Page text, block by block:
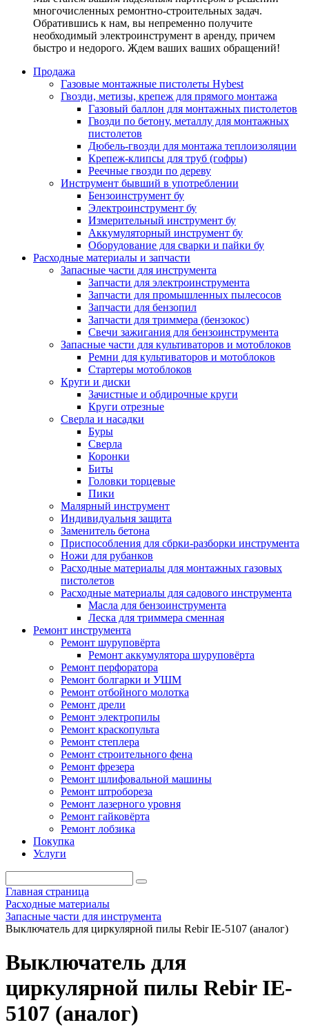
многочисленных ремонтно-строительных задач.
Обратившись к нам, вы непременно получите
необходимый электроинструмент в аренду, причем
быстро и недорого. Ждем ваших ваших обращений!
Продажа
Газовые монтажные пистолеты Hybest
Гвозди, метизы, крепеж для прямого монтажа
Газовый баллон для монтажных пистолетов
Гвозди по бетону, металлу для монтажных
пистолетов
Дюбель-гвозди для монтажа теплоизоляции
Крепеж-клипсы для труб (гофры)
Реечные гвозди по дереву
Инструмент бывший в употреблении
Бензоинструмент бу
Электроинструмент бу
Измерительный инструмент бу
Аккумуляторный инструмент бу
Оборудование для сварки и пайки бу
Расходные материалы и запчасти
Запасные части для инструмента
Запчасти для электроинструмента
Запчасти для промышленных пылесосов
Запчасти для бензопил
Запчасти для триммера (бензокос)
Свечи зажигания для бензоинструмента
Запасные части для культиваторов и мотоблоков
Ремни для культиваторов и мотоблоков
Стартеры мотоблоков
Круги и диски
Зачистные и обдирочные круги
Круги отрезные
Сверла и насадки
Буры
Сверла
Коронки
Биты
Головки торцевые
Пики
Малярный инструмент
Индивидуальня защита
Заменитель бетона
Приспособления для сбрки-разборки инструмента
Ножи для рубанков
Расходные материалы для монтажных газовых
пистолетов
Расходные материалы для садового инструмента
Масла для бензоинструмента
Леска для триммера сменная
Ремонт инструмента
Ремонт шуруповёрта
Ремонт аккумулятора шуруповёрта
Ремонт перфоратора
Ремонт болгарки и УШМ
Ремонт отбойного молотка
Ремонт дрели
Ремонт электропилы
Ремонт краскопульта
Ремонт степлера
Ремонт строительного фена
Ремонт фрезера
Ремонт шлифовальной машины
Ремонт штробореза
Ремонт лазерного уровня
Ремонт гайковёрта
Ремонт лобзика
Покупка
Услуги
Главная страница
Расходные материалы
Запасные части для инструмента
Выключатель для циркулярной пилы Rebir IE-5107 (аналог)
Выключатель для
циркулярной пилы Rebir IE-
5107 (аналог)